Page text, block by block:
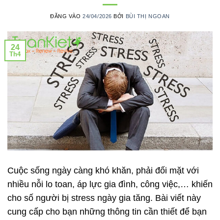
ĐĂNG VÀO24/04/2026 BỞI BÙI THỊ NGOAN
24
Th4
Cuộc sống ngày càng khó khăn, phải đối mặt với
nhiều nỗi lo toan, áp lực gia đình, công việc,… khiến
cho số người bị stress ngày gia tăng. Bài viết này
cung cấp cho bạn những thông tin cần thiết để bạn